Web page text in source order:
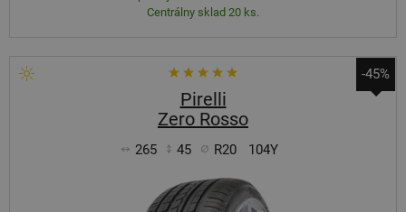
Centrálny sklad 20 ks.
-45%
Pirelli
Zero Rosso
265 45 R20 104Y